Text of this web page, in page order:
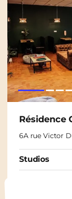
Résidence
6A rue Victor
Studios